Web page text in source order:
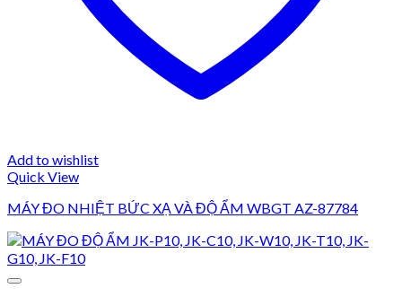
Add to wishlist
Quick View
MÁY ĐO NHIỆT BỨC XẠ VÀ ĐỘ ẨM WBGT AZ-87784